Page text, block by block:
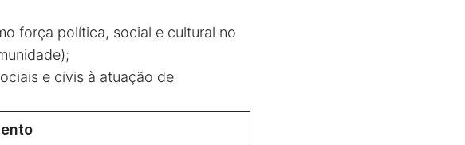
força política, social e cultural no
e civis à atuação de